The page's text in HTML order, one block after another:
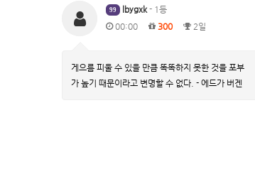
99 lbygxk - 1등
00:00
300 2일
게으름 피울 수 있을 만큼 똑똑하지 못한 것을 포부
가 높기 때문이라고 변명할 수 없다. - 에드가 버겐